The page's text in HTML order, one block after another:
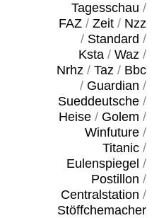
Tagesschau /
FAZ/ Zeit/ Nzz
/ Standard /
Ksta/ Waz/
Nrhz/ Taz/ Bbc
/ Guardian /
Sueddeutsche/
Heise/ Golem /
Winfuture/
Titanic/
Eulenspiegel /
Postillon /
Centralstation /
Stöffchemacher